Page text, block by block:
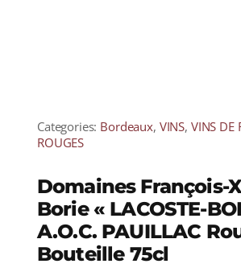
Categories: Bordeaux, VINS, VINS DE
ROUGES
Domaines François-
Borie « LACOSTE-
A.O.C. PAUILLAC
Bouteille 75cl